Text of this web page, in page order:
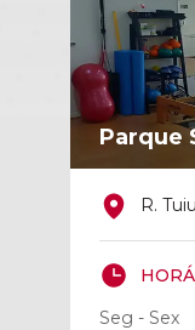
Parque
R.
Seg - Sex